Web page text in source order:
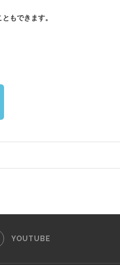
もできます。
YOUTUBE